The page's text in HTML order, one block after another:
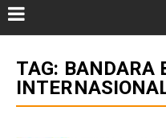
content
TAG: BANDARA